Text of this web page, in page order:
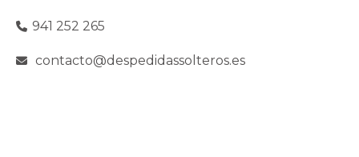
941 252 265
contacto@despedidassolteros.es